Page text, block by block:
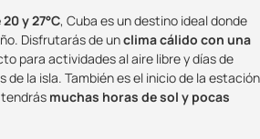
y 27°C, Cuba es un destino ideal donde
Disfrutarás de unclima cálido con una
para actividades al aire libre y días de
de la isla. También es el inicio de la estación
muchas horas de sol y pocas